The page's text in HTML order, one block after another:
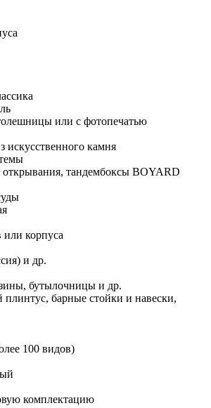
или с фотопечатью
искусственного камня
тандембоксы BOYARD
или корпуса
и др.
бутылочницы и др.
барные стойки и навески,
100 видов)
комплектацию